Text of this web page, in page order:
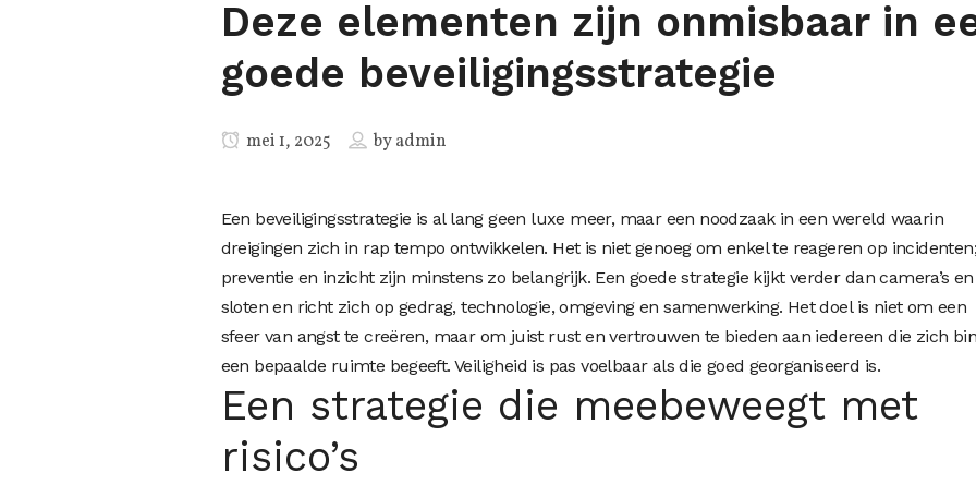
Deze elementen zijn onmisbaar in
goede beveiligingsstrategie
mei 1, 2025 byadmin
Een beveiligingsstrategie is al lang geen luxe meer, maar een noodzaak in een wereld waarin
dreigingen zich in rap tempo ontwikkelen. Het is niet genoeg om enkel te reageren op incidenten;
preventie en inzicht zijn minstens zo belangrijk. Een goede strategie kijkt verder dan camera’s en
sloten en richt zich op gedrag, technologie, omgeving en samenwerking. Het doel is niet om een
sfeer van angst te creëren, maar om juist rust en vertrouwen te bieden aan iedereen die zich
een bepaalde ruimte begeeft. Veiligheid is pas voelbaar als die goed georganiseerd is.
Een strategie die meebeweegt met
risico’s